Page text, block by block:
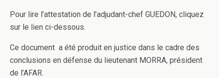
Pour lire l’attestation de l’adjudant-chef GUEDON, cliquez
sur le lien ci-dessous.
Ce document a été produit en justice dans le cadre des
conclusions en défense du lieutenant MORRA, président
de l’AFAR.